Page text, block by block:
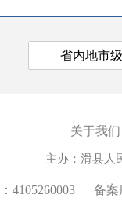
省内地市
关于我们
主办：滑县人
4105260003 备案